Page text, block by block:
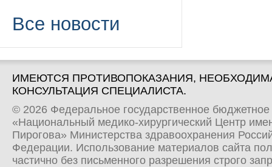
Все новости
ИМЕЮТСЯ ПРОТИВОПОКАЗАНИЯ,
КОНСУЛЬТАЦИЯ СПЕЦИАЛИСТА.
© 2026 Федеральное государственное
«Национальный медико-хирургический Центр
Пирогова» Министерства здравоохранения
Федерации. Использование материалов сайта
частично без письменного разрешения строго